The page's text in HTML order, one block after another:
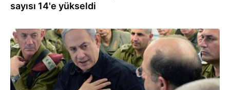
sayısı 14'e yükseldi
02.08.2026